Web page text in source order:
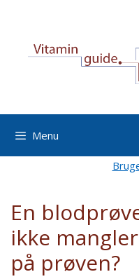
Menu
En
ikke
på prøven?